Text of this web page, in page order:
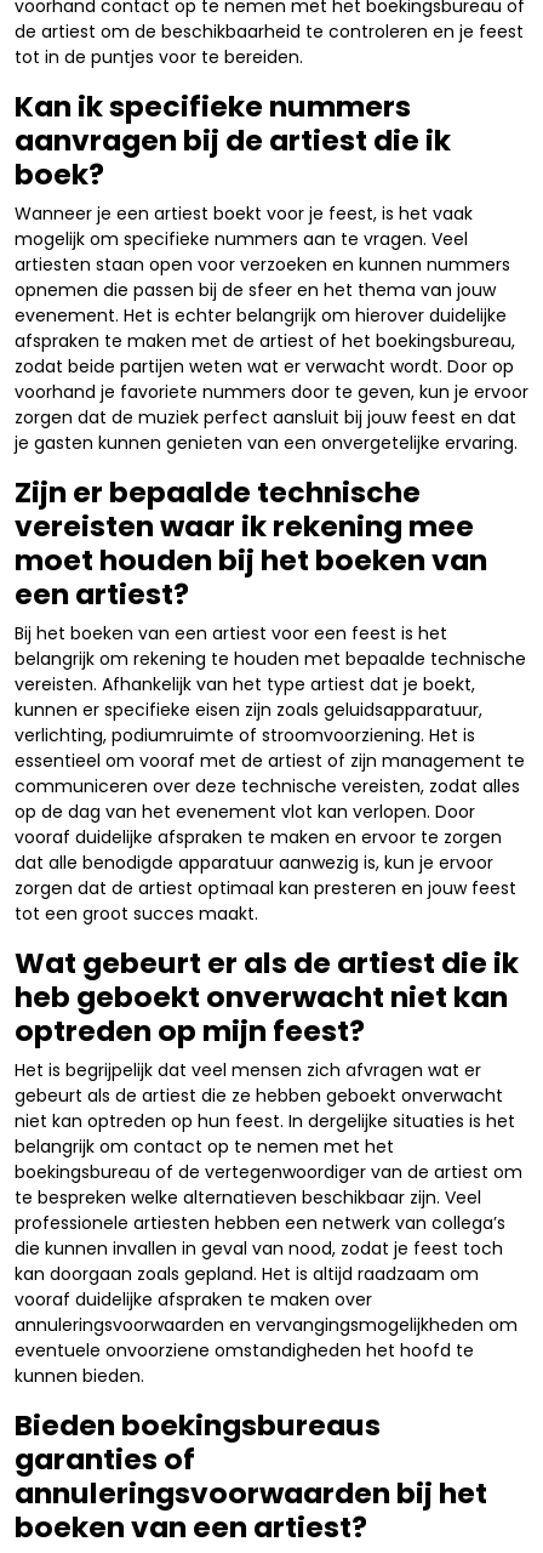
voorhand contact op te nemen met het boekingsbureau of
de artiest om de beschikbaarheid te controleren en je feest
tot in de puntjes voor te bereiden.
Kan ik specifieke nummers
aanvragen bij de artiest die ik
boek?
Wanneer je een artiest boekt voor je feest, is het vaak
mogelijk om specifieke nummers aan te vragen. Veel
artiesten staan open voor verzoeken en kunnen nummers
opnemen die passen bij de sfeer en het thema van jouw
evenement. Het is echter belangrijk om hierover duidelijke
afspraken te maken met de artiest of het boekingsbureau,
zodat beide partijen weten wat er verwacht wordt. Door op
voorhand je favoriete nummers door te geven, kun je ervoor
zorgen dat de muziek perfect aansluit bij jouw feest en dat
je gasten kunnen genieten van een onvergetelijke ervaring.
Zijn er bepaalde technische
vereisten waar ik rekening mee
moet houden bij het boeken van
een artiest?
Bij het boeken van een artiest voor een feest is het
belangrijk om rekening te houden met bepaalde technische
vereisten. Afhankelijk van het type artiest dat je boekt,
kunnen er specifieke eisen zijn zoals geluidsapparatuur,
verlichting, podiumruimte of stroomvoorziening. Het is
essentieel om vooraf met de artiest of zijn management te
communiceren over deze technische vereisten, zodat alles
op de dag van het evenement vlot kan verlopen. Door
vooraf duidelijke afspraken te maken en ervoor te zorgen
dat alle benodigde apparatuur aanwezig is, kun je ervoor
zorgen dat de artiest optimaal kan presteren en jouw feest
tot een groot succes maakt.
Wat gebeurt er als de artiest die ik
heb geboekt onverwacht niet kan
optreden op mijn feest?
Het is begrijpelijk dat veel mensen zich afvragen wat er
gebeurt als de artiest die ze hebben geboekt onverwacht
niet kan optreden op hun feest. In dergelijke situaties is het
belangrijk om contact op te nemen met het
boekingsbureau of de vertegenwoordiger van de artiest om
te bespreken welke alternatieven beschikbaar zijn. Veel
professionele artiesten hebben een netwerk van collega’s
die kunnen invallen in geval van nood, zodat je feest toch
kan doorgaan zoals gepland. Het is altijd raadzaam om
vooraf duidelijke afspraken te maken over
annuleringsvoorwaarden en vervangingsmogelijkheden om
eventuele onvoorziene omstandigheden het hoofd te
kunnen bieden.
Bieden boekingsbureaus
garanties of
annuleringsvoorwaarden bij het
boeken van een artiest?